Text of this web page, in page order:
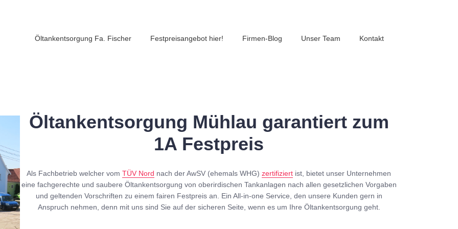
Öltankentsorgung Fa. Fischer Festpreisangebot hier! Firmen-Blog Unser Team Kontakt
Öltankentsorgung Mühlau garantiert zum
1A Festpreis
Als Fachbetrieb welcher vomTÜV Nord nach der AwSV (ehemals WHG)zertifiziert ist, bietet unser Unternehmen
eine fachgerechte und saubere Öltankentsorgung von oberirdischen Tankanlagen nach allen gesetzlichen Vorgaben
und geltenden Vorschriften zu einem fairen Festpreis an. Ein All-in-one Service, den unsere Kunden gern in
Anspruch nehmen, denn mit uns sind Sie auf der sicheren Seite, wenn es um Ihre Öltankentsorgung geht.